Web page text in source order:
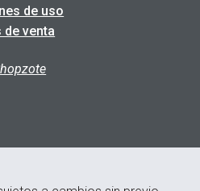
de uso
de venta